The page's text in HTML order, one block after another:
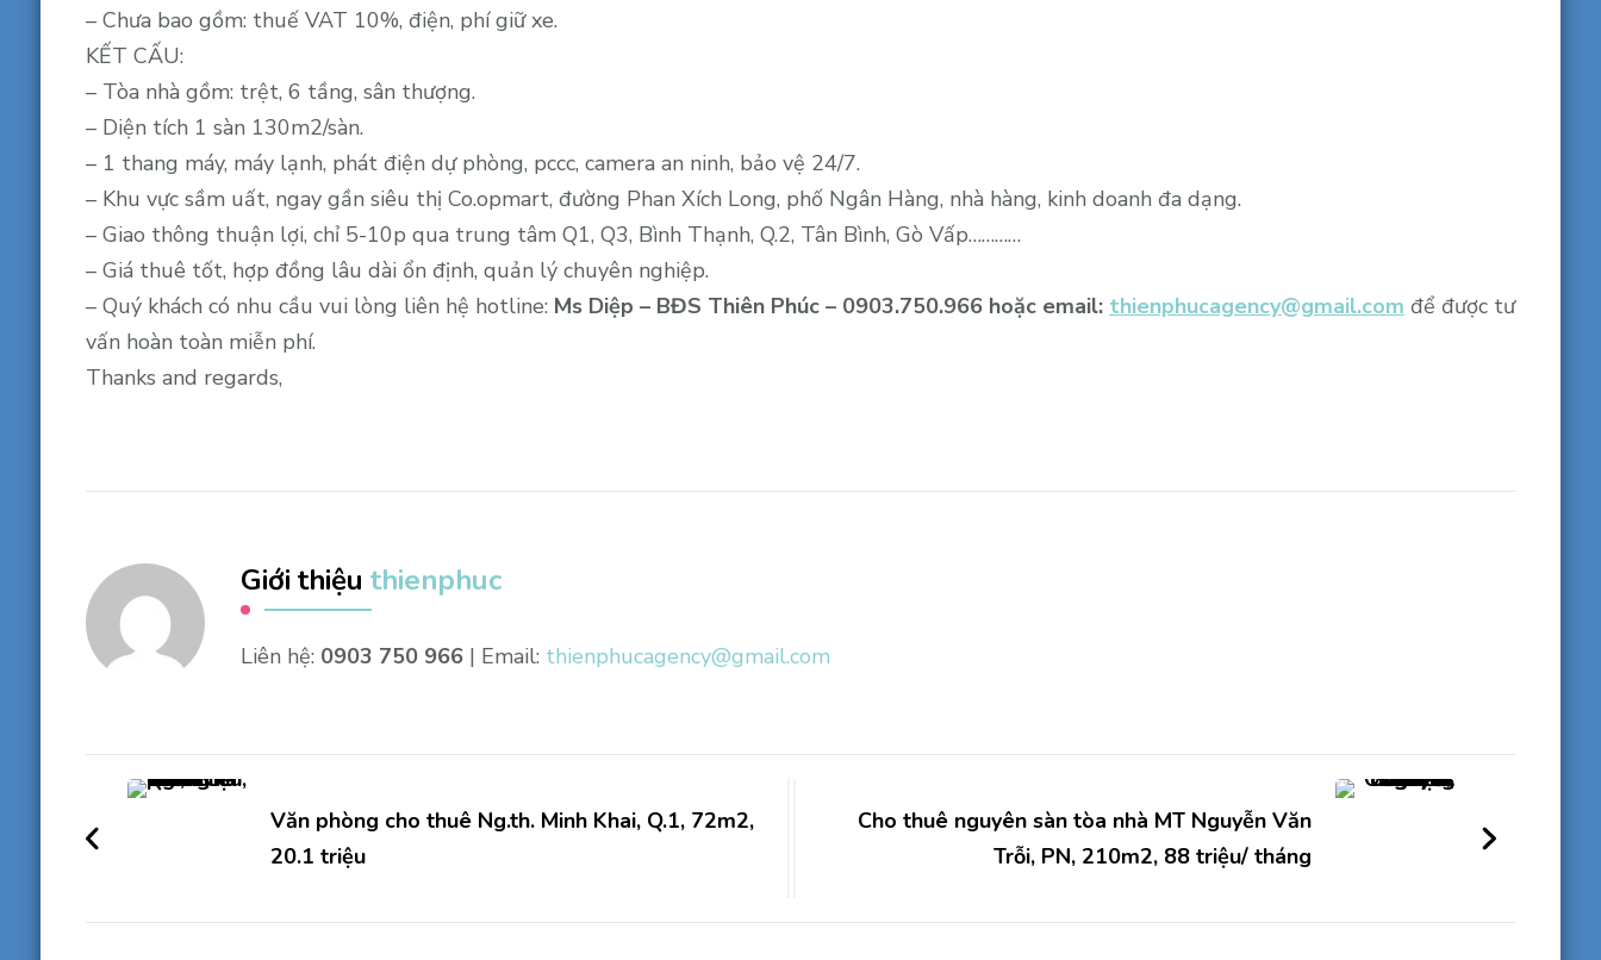
Phú
Nhuận,
20m2,
triệu/
– Chưa bao gồm: thuế VAT 10%, điện, phí giữ xe.
KẾT CẤU:
– Tòa nhà gồm: trệt, 6 tầng, sân thượng.
– Diện tích 1 sàn 130m2/sàn.
– 1 thang máy, máy lạnh, phát điện dự phòng, pccc, camera an ninh, bảo vệ 24/7.
– Khu vực sầm uất, ngay gần siêu thị Co.opmart, đường Phan Xích Long, phố Ngân Hàng, nhà hàng, kinh doanh đa dạng.
– Giao thông thuận lợi, chỉ 5-10p qua trung tâm Q1, Q3, Bình Thạnh, Q.2, Tân Bình, Gò Vấp…………
– Giá thuê tốt, hợp đồng lâu dài ổn định, quản lý chuyên nghiệp.
– Quý khách có nhu cầu vui lòng liên hệ hotline: Ms Diệp – BĐS Thiên Phúc – 0903.750.966 hoặc email: thienphucagency@gmail.com để được tư
vấn hoàn toàn miễn phí.
Thanks and regards,
Giới thiệu thienphuc
Liên hệ: 0903 750 966| Email: thienphucagency@gmail.com
Điều
hướng
viết
Văn phòng cho thuê Ng.th. Minh Khai, Q.1, 72m2,
20.1 triệu
Cho thuê nguyên sàn tòa nhà MT Nguyễn Văn
Trỗi, PN, 210m2, 88 triệu/ tháng